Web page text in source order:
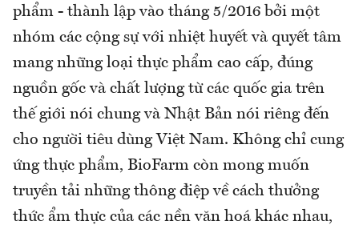
phẩm - thành lập vào tháng 5/2016 bởi một
nhóm các cộng sự với nhiệt huyết và quyết tâm
mang những loại thực phẩm cao cấp, đúng
nguồn gốc và chất lượng từ các quốc gia trên
thế giới nói chung và Nhật Bản nói riêng đến
cho người tiêu dùng Việt Nam. Không chỉ cung
ứng thực phẩm, BioFarm còn mong muốn
truyền tải những thông điệp về cách thưởng
thức ẩm thực của các nền văn hoá khác nhau,